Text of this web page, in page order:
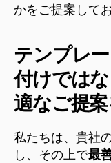
かをご提案して
テンプレ
付けでは
適なご提
私たちは、貴社
し、その上で最